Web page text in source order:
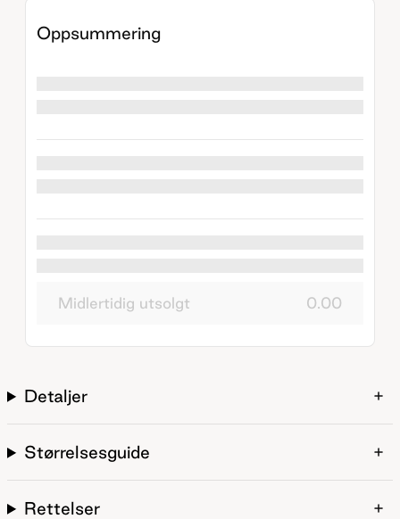
Oppsummering
Midlertidig utsolgt 0.00
Detaljer
Størrelsesguide
Rettelser